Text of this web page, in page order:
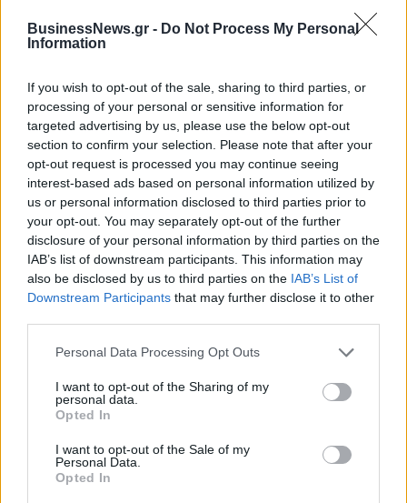
BusinessNews.gr - Do Not Process My Personal
Information
If you wish to opt-out of the sale, sharing to third parties, or
processing of your personal or sensitive information for
targeted advertising by us, please use the below opt-out
section to confirm your selection. Please note that after your
opt-out request is processed you may continue seeing
interest-based ads based on personal information utilized by
us or personal information disclosed to third parties prior to
your opt-out. You may separately opt-out of the further
disclosure of your personal information by third parties on the
IAB’s list of downstream participants. This information may
also be disclosed by us to third parties on the IAB’s List of
Downstream Participants that may further disclose it to other
Personal Data Processing Opt Outs
I want to opt-out of the Sharing of my
personal data.
Opted In
I want to opt-out of the Sale of my
Personal Data.
Opted In
ΔΗΜΟΦΙΛΗ
Εξαγωγές: Η Ελλάδα κερδίζει τους Ευρωπαίους
ανταγωνιστές – Άνοδος μεριδίων σε 9 από 11
κλάδους (Εθνική Τράπεζα)
09/08/2026 - 13:51 ΟΙΚΟΝΟΜΙΑ
Αυξημένη η επιβατική κίνηση από το λιμάνι του
Πειραιά – Περίπου 60.000 ταξίδεψαν Παρασκευή
και Σάββατο
09/08/2026 - 12:33 ΕΛΛΑΔΑ
Γερμανία: Το Βερολίνο θα επεκτείνει την έρευνα
για την ασφάλεια από τα drones μετά το
περιστατικό σε αεροδρόμιο
09/08/2026 - 12:57 ΚΟΣΜΟΣ
Π. Μαρινάκης: «Το δημογραφικό δεν μπορεί να
περιμένει»
09/08/2026 - 14:34
Προς εκτύπωση το πολλαπλό βιβλίο - «Σύγχρονο
εκπαιδευτικό υλικό, τόσο σε έντυπη όσο και σε